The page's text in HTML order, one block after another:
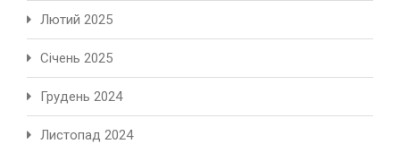
Лютий 2025
Січень 2025
Грудень 2024
Листопад 2024